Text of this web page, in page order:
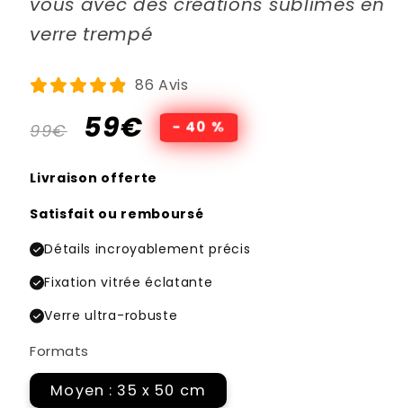
verre trempé
86 Avis
Prix
habituel
99€
Prix
promotionnel
59€ - 40 %
Livraison offerte
Satisfait ou remboursé
Détails incroyablement précis
Fixation vitrée éclatante
Verre ultra-robuste
Formats
Moyen : 35 x 50 cm